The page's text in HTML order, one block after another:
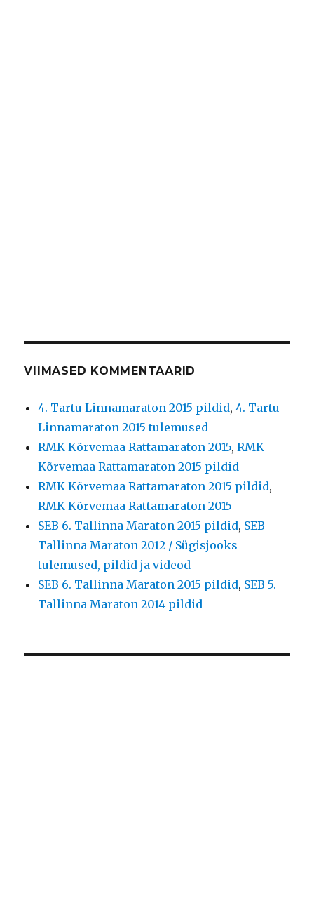
VIIMASED KOMMENTAARID
4. Tartu Linnamaraton 2015 pildid,4. Tartu
Linnamaraton 2015 tulemused
RMK Kõrvemaa Rattamaraton 2015,RMK
Kõrvemaa Rattamaraton 2015 pildid
RMK Kõrvemaa Rattamaraton 2015 pildid,
RMK Kõrvemaa Rattamaraton 2015
SEB 6. Tallinna Maraton 2015 pildid, SEB
Tallinna Maraton 2012 / Sügisjooks
tulemused, pildid ja videod
SEB 6. Tallinna Maraton 2015 pildid, SEB 5.
Tallinna Maraton 2014 pildid